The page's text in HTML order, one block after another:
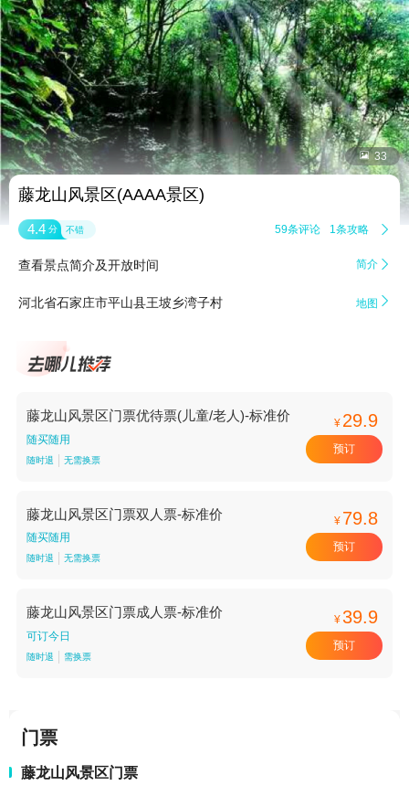
 33
藤龙山风景区(AAAA景区)
4.4 分 不错 59条评论 1条攻略 
查看景点简介及开放时间 简介 
河北省石家庄市平山县王坡乡湾子村 地图 
藤龙山风景区门票优待票(儿童/老人)-标准价
随买随用
随时退 无需换票
¥ 29.9
预订
藤龙山风景区门票双人票-标准价
随买随用
随时退 无需换票
¥ 79.8
预订
藤龙山风景区门票成人票-标准价
可订今日
随时退 需换票
¥39.9
预订
门票
藤龙山风景区门票
